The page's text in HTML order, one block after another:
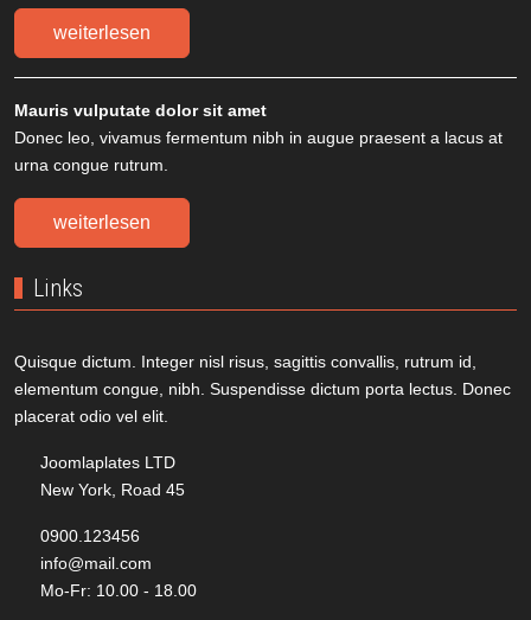
weiterlesen
Mauris vulputate dolor sit amet
Donec leo, vivamus fermentum nibh in augue praesent a lacus at
urna congue rutrum.
weiterlesen
Links
Quisque dictum. Integer nisl risus, sagittis convallis, rutrum id,
elementum congue, nibh. Suspendisse dictum porta lectus. Donec
placerat odio vel elit.
Joomlaplates LTD
New York, Road 45
0900.123456
info@mail.com
Mo-Fr: 10.00 - 18.00